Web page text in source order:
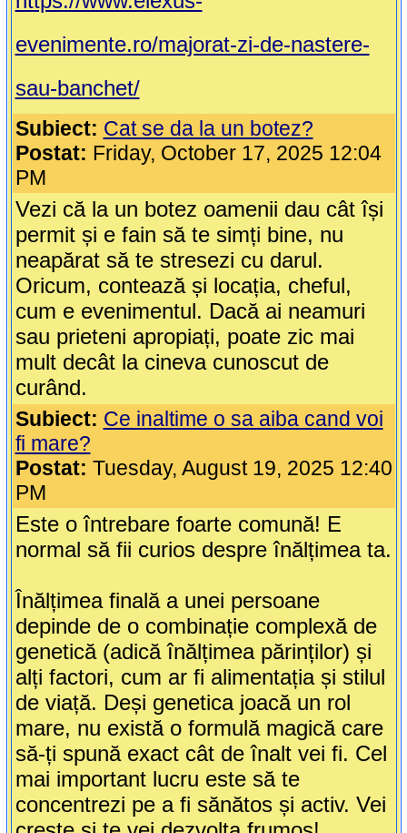
evenimente.ro/majorat-zi-de-nastere-
sau-banchet/
Subiect: Cat se da la un botez?
Postat: Friday, October 17, 2025 12:04
PM
Vezi că la un botez oamenii dau cât își
permit și e fain să te simți bine, nu
neapărat să te stresezi cu darul.
Oricum, contează și locația, cheful,
cum e evenimentul. Dacă ai neamuri
sau prieteni apropiați, poate zic mai
mult decât la cineva cunoscut de
curând.
Subiect: Ce inaltime o sa aiba cand voi
fi mare?
Postat: Tuesday, August 19, 2025 12:40
PM
Este o întrebare foarte comună! E
normal să fii curios despre înălțimea ta.
Înălțimea finală a unei persoane
depinde de o combinație complexă de
genetică (adică înălțimea părinților) și
alți factori, cum ar fi alimentația și stilul
de viață. Deși genetica joacă un rol
mare, nu există o formulă magică care
să-ți spună exact cât de înalt vei fi. Cel
mai important lucru este să te
concentrezi pe a fi sănătos și activ. Vei